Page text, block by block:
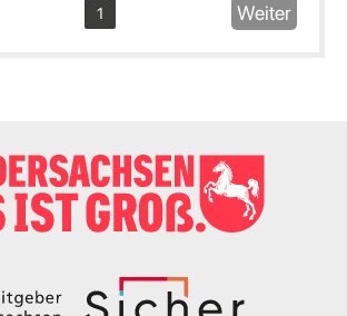
1 Weiter